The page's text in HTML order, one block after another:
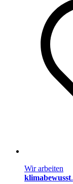
Wir arbeiten
klimabewusst.